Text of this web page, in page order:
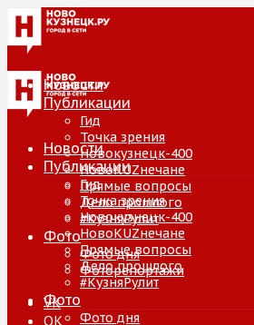
Новости
Публикации
Гид
Точка зрения
Новокузнецк-400
НовоKUZнечане
Прямые вопросы
Дело прошлого
#КузняРулит
Фото
Фото дня
Фоторепортажи
VK
ОК
Новости
Публикации
Гид
Точка зрения
Новокузнецк-400
НовоKUZнечане
Прямые вопросы
Дело прошлого
#КузняРулит
Фото
Фото дня